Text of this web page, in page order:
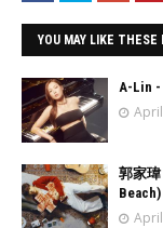
YOU MAY LIKE THESE
A-Lin -
郭家瑋
Beach)